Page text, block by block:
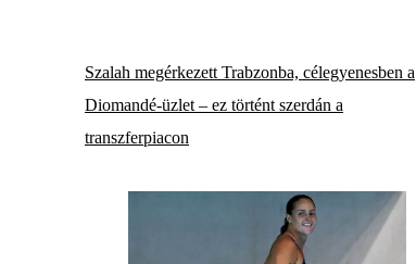
Szalah megérkezett Trabzonba, célegyenesben a
Diomandé-üzlet – ez történt szerdán a
transzferpiacon